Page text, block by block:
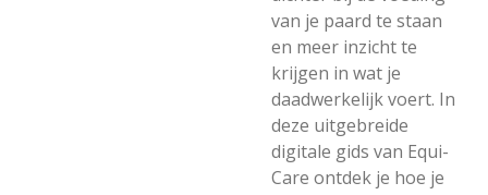
van je paard te staan
en meer inzicht te
krijgen in wat je
daadwerkelijk voert. In
deze uitgebreide
digitale gids van Equi-
Care ontdek je hoe je